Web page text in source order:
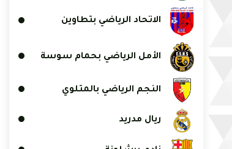
الاتحاد الرياضي بتطاوين
الأمل الرياضي بحمام سوسة
النجم الرياضي بالمتلوي
ريال مدريد